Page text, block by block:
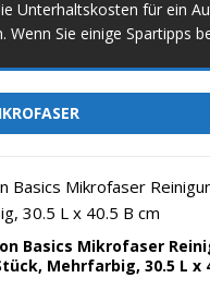
Unterhaltskosten für ein
Wenn Sie einige Spartipps
Basics Mikrofaser
Mehrfarbig, 30.5 L x